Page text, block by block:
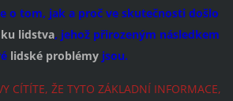
o tom, jak a proč ve skutečnosti došlo
lidstva, jehož přirozeným následkem
lidské problémyjsou.
CÍTÍTE, ŽE TYTO ZÁKLADNÍ INFORMACE,